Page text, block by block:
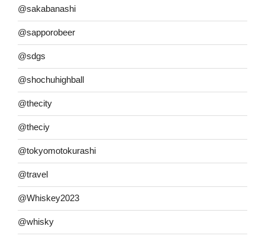
@sakabanashi
@sapporobeer
@sdgs
@shochuhighball
@thecity
@theciy
@tokyomotokurashi
@travel
@Whiskey2023
@whisky